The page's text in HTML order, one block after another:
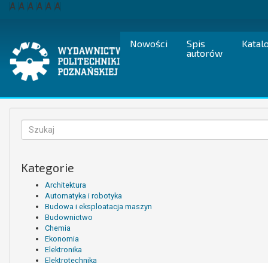
Przejdź
A A A A A A
Nowości
Spis
autorów
Formularz
wyszukiwania
Kategorie
Architektura
Automatyka i robotyka
Budowa i eksploatacja maszyn
Budownictwo
Chemia
Ekonomia
Elektronika
Elektrotechnika